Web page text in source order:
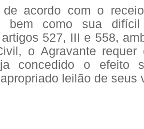
de acordo com o
bem como sua
527, III e 558,
o Agravante requer
concedido o efeito
leilão de seus